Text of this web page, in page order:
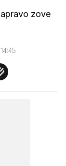
zove